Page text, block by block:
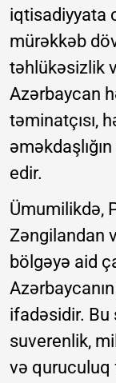
iqtisadiyyata
mürəkkəb
təhlükəsizlik
Azərbaycan
təminatçısı,
edir.
Ümumilikdə,
Zəngilandan
bölgəyə aid
ifadəsidir. Bu
suverenlik,
və quruculuq